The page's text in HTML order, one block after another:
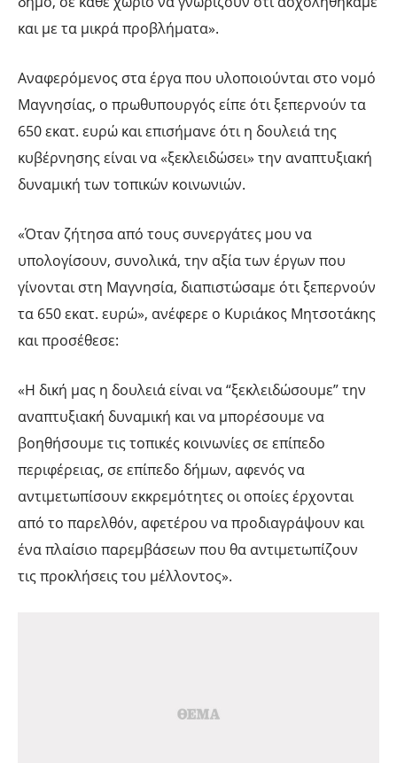
και με τα μικρά προβλήματα».
Αναφερόμενος στα έργα που υλοποιούνται στο νομό
Μαγνησίας, ο πρωθυπουργός είπε ότι ξεπερνούν τα
650 εκατ. ευρώ και επισήμανε ότι η δουλειά της
κυβέρνησης είναι να «ξεκλειδώσει» την αναπτυξιακή
δυναμική των τοπικών κοινωνιών.
«Όταν ζήτησα από τους συνεργάτες μου να
υπολογίσουν, συνολικά, την αξία των έργων που
γίνονται στη Μαγνησία, διαπιστώσαμε ότι ξεπερνούν
τα 650 εκατ. ευρώ», ανέφερε ο Κυριάκος Μητσοτάκης
και προσέθεσε:
«Η δική μας η δουλειά είναι να “ξεκλειδώσουμε” την
αναπτυξιακή δυναμική και να μπορέσουμε να
βοηθήσουμε τις τοπικές κοινωνίες σε επίπεδο
περιφέρειας, σε επίπεδο δήμων, αφενός να
αντιμετωπίσουν εκκρεμότητες οι οποίες έρχονται
από το παρελθόν, αφετέρου να προδιαγράψουν και
ένα πλαίσιο παρεμβάσεων που θα αντιμετωπίζουν
τις προκλήσεις του μέλλοντος».